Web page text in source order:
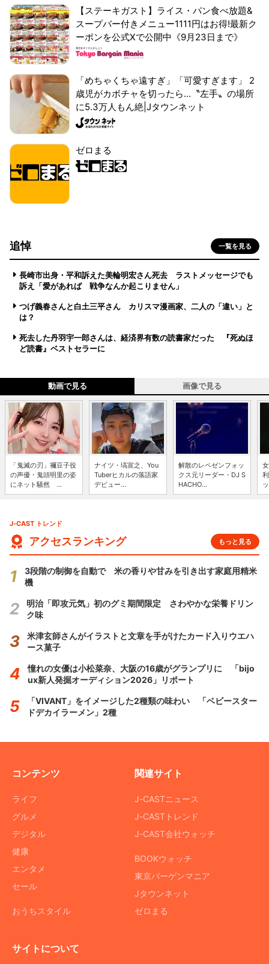
【ステーキガスト】ライス・パン食べ放題&
スープバー付きメニュー1111円はお得!最新ク
ーポンを公式Xで公開中《9月23日まで》
「めちゃくちゃ遠すぎ」「可愛すぎます」 2
歳児がカボチャを切ったら...〝左手〟の場所
に5.3万人もん絶|Jタウンネット
ゼロまる
追悼 一覧を見る
長崎市出身・平和訴えた美輪明宏さん死去 ラストメッセージでも
訴え「愛があれば 戦争なんか起こりません」
つげ義春さんと白土三平さん カリスマ漫画家、二人の「違い」と
は？
死去した丹羽宇一郎さんは、経済界有数の読書家だった 『死ぬほ
ど読書』ベストセラーに
動画で見る 画像で見る
「鬼滅の刃」禰豆子役
の声優・鬼頭明里の姿
にネット騒然 ...
ナイツ・塙宣之、You
Tuberヒカルの落語家
デビュー...
解散のレペゼンフォッ
クス元リーダー・DJ S
HACHO...
J-CAST トレンド
アクセスランキング もっと見る
3段階の制御を自動で 米の香りや甘みを引き出す家庭用精米
機
明治「即攻元気」初のグミ期間限定 さわやかな栄養ドリン
ク味
米津玄師さんがイラストと文章を手がけたカード入りウエハ
ース菓子
憧れの女優は小松菜奈、大阪の16歳がグランプリに 「bijo
ux新人発掘オーディション2026」リポート
「VIVANT」をイメージした2種類の味わい 「ベビースター
ドデカイラーメン」2種
コンテンツ
ライフ
グルメ
デジタル
健康
エンタメ
セール
おうちスタイル
関連サイト
J-CASTニュース
J-CASTトレンド
J-CAST会社ウォッチ
BOOKウォッチ
東京バーゲンマニア
Jタウンネット
ゼロまる
サイトについて